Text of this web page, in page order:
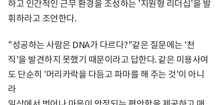
하고 인간적인 근무 환경을 조성하는 '지원형 리더십'을 발
휘하라고 조언한다.
"성공하는 사람은 DNA가 다르다?"같은 질문에는 '천
직'을 발견하지 못했기 때문이라고 답한다. 같은 미용사여
도 단순히 '머리카락을 다듬고 파마를 해 주는 것'이 아니
라